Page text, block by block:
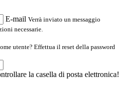
E-mail Verrà inviato un messaggio
necessarie.
utente? Effettua il reset della password
la casella di posta elettronica!